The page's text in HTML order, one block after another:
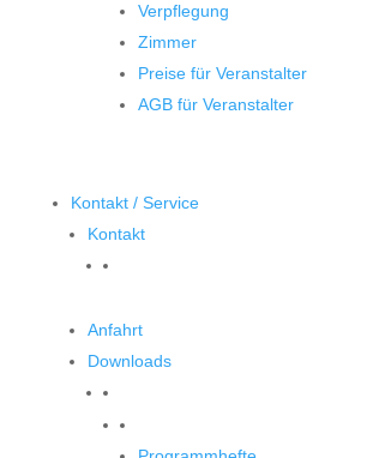
Verpflegung
Zimmer
Preise für Veranstalter
AGB für Veranstalter
Kontakt / Service
Kontakt
Anfahrt
Downloads